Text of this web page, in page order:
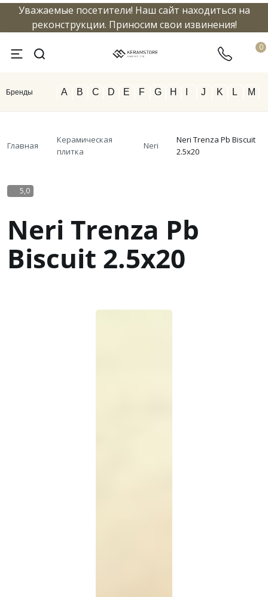
info@keramstore.ru 8 800
Уважаемые посетители! Наш сайт находиться на
реконструкции. Приносим свои извинения!
0
Бренды A B C D E F G H J K L M
Главная
Керамическая
плитка
Neri
Neri Trenza Pb Biscuit
2.5x20
5,0
Neri Trenza Pb
Biscuit 2.5x20